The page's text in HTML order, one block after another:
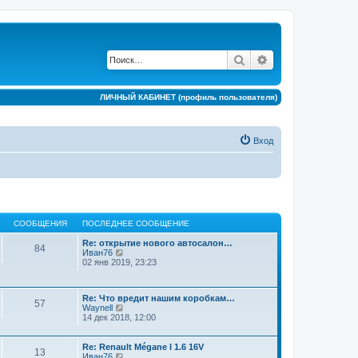
Поиск
ЛИЧНЫЙ КАБИНЕТ (профиль пользователя)
Вход
СООБЩЕНИЯ ПОСЛЕДНЕЕ СООБЩЕНИЕ
84
Re: открытие нового автосалон…
Иван76
е
й
т
к
о
с
02 янв 2019, 23:23
57
Re: Что вредит нашим коробкам…
Waynell
е
е
й
14 дек 2018, 12:00
13
Re: Renault Mégane I 1.6 16V
Иван76